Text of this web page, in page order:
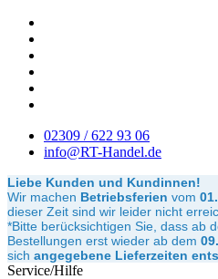
02309 / 622 93 06
info@RT-Handel.de
Liebe Kunden und Kundinnen!
Wir machen Betriebsferien vom
dieser Zeit sind wir leider nicht
*Bitte berücksichtigen Sie, dass ab
Bestellungen erst wieder ab dem
sich angegebene Lieferzeiten
Service/Hilfe